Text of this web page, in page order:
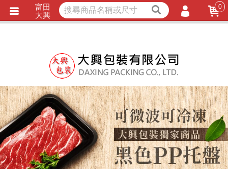
立即詢價 LINE詢問
富田
大興
0
會員註冊
忘記密碼
訂單查詢
TRACK LISTING追 / 蹤 / 清 / 單
匯款通知
獨家商品 耐熱內襯